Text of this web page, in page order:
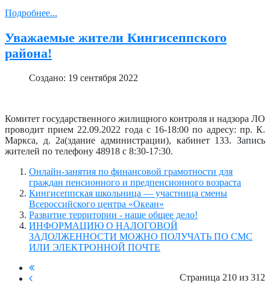
Подробнее...
Уважаемые жители Кингисеппского
района!
Создано: 19 сентября 2022
Комитет государственного жилищного контроля и надзора ЛО
проводит прием 22.09.2022 года с 16-18:00 по адресу: пр. К.
Маркса, д. 2а(здание администрации), кабинет 133. Запись
жителей по телефону 48918 с 8:30-17:30.
Онлайн-занятия по финансовой грамотности для
граждан пенсионного и предпенсионного возраста
Кингисеппская школьница — участница смены
Всероссийского центра «Океан»
Развитие территории - наше общее дело!
ИНФОРМАЦИЮ О НАЛОГОВОЙ
ЗАДОЛЖЕННОСТИ МОЖНО ПОЛУЧАТЬ ПО СМС
ИЛИ ЭЛЕКТРОННОЙ ПОЧТЕ
Страница 210 из 312